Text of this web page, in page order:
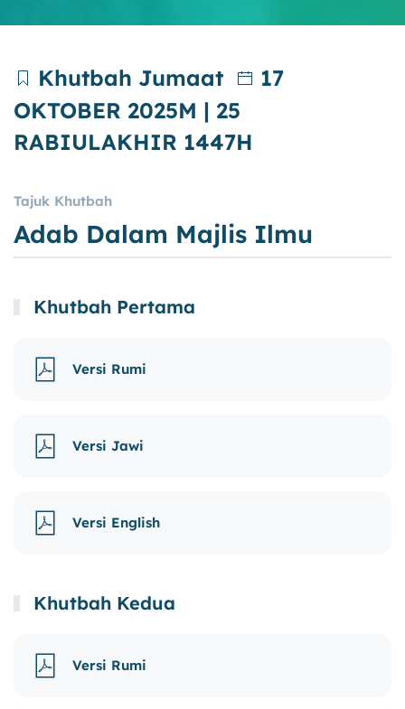
Khutbah Jumaat
17
OKTOBER 2025M | 25
RABIULAKHIR 1447H
Tajuk Khutbah
Adab Dalam Majlis Ilmu
Khutbah Pertama
Versi Rumi
Versi Jawi
Versi English
Khutbah Kedua
Versi Rumi